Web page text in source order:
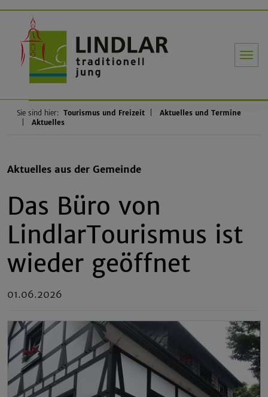
Sie sind hier: Tourismus und Freizeit
Aktuelles und Termine
Aktuelles
Aktuelles aus der Gemeinde
Das Büro von
LindlarTourismus ist
wieder geöffnet
01.06.2026